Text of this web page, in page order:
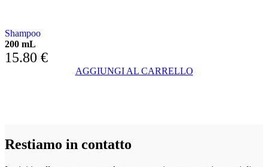
Shampoo
200 mL
15.80 €
AGGIUNGI AL CARRELLO
Restiamo in contatto